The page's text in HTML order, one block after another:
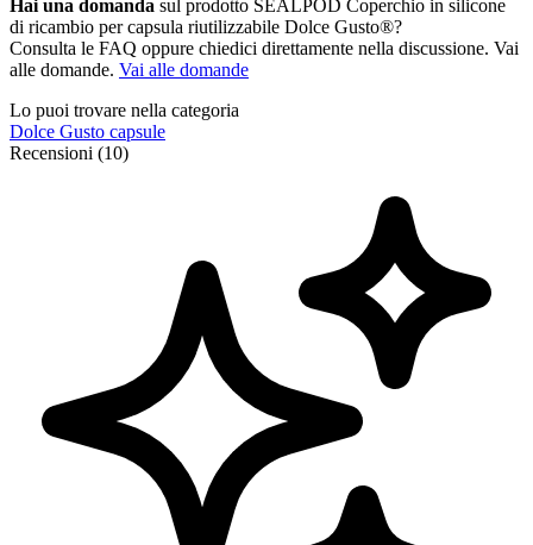
Hai una domanda sul prodotto SEALPOD Coperchio in silicone
di ricambio per capsula riutilizzabile Dolce Gusto®?
Consulta le FAQ oppure chiedici direttamente nella discussione. Vai
alle domande. Vai alle domande
Lo puoi trovare nella categoria
Dolce Gusto capsule
Recensioni (10)